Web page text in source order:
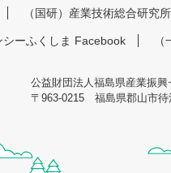
（国研）産業技術総合研究所
ーふくしま Facebook
公益財団法人福島県産業振
〒963-0215 福島県郡山市待